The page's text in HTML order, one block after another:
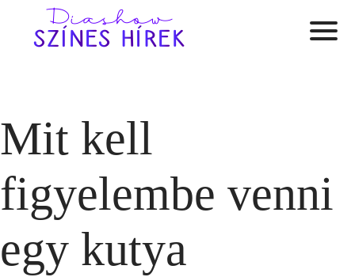
Mit kell
figyelembe venni
egy kutya